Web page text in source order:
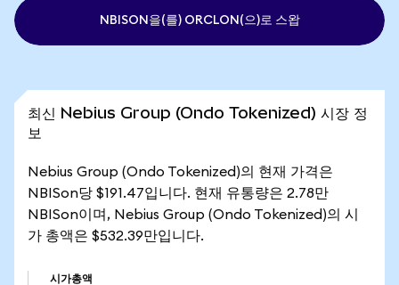
NBISON을(를) ORCLON(으)로 스왑
최신 Nebius Group (Ondo Tokenized) 시장 정
보
Nebius Group (Ondo Tokenized)의 현재 가격은
NBISon당 $191.47입니다. 현재 유통량은 2.78만
NBISon이며, Nebius Group (Ondo Tokenized)의 시
가 총액은 $532.39만입니다.
시가총액